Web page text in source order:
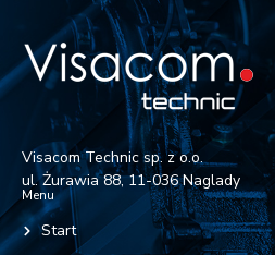
Visacom Technic sp. z o.o.
ul. Żurawia 88, 11-036 Naglady
Menu
Start